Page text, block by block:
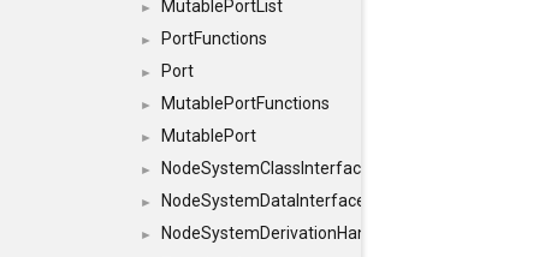
► MutablePortList
► PortFunctions
► Port
► MutablePortFunctions
► MutablePort
► NodeSystemClassInterface
► NodeSystemDataInterface
► NodeSystemDerivationHandlerInterface